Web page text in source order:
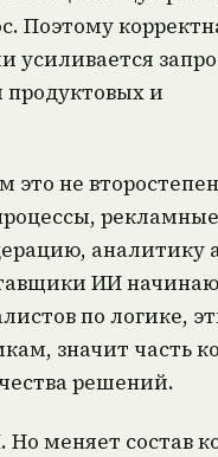
Поэтому
усиливается
продуктовых и
не
аналитику
ИИ
по логике,
значит часть
решений.
меняет состав